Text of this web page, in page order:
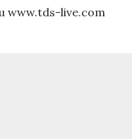
www.tds-live.com